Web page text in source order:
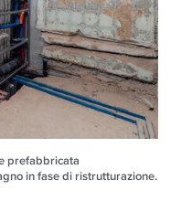
prefabbricata
in fase di ristrutturazione.